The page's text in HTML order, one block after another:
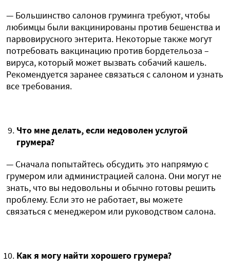
— Большинство салонов груминга требуют, чтобы
любимцы были вакцинированы против бешенства и
парвовирусного энтерита. Некоторые также могут
потребовать вакцинацию против бордетельоза –
вируса, который может вызвать собачий кашель.
Рекомендуется заранее связаться с салоном и узнать
все требования.
Что мне делать, если недоволен услугой
грумера?
— Сначала попытайтесь обсудить это напрямую с
грумером или администрацией салона. Они могут не
знать, что вы недовольны и обычно готовы решить
проблему. Если это не работает, вы можете
связаться с менеджером или руководством салона.
Как я могу найти хорошего грумера?